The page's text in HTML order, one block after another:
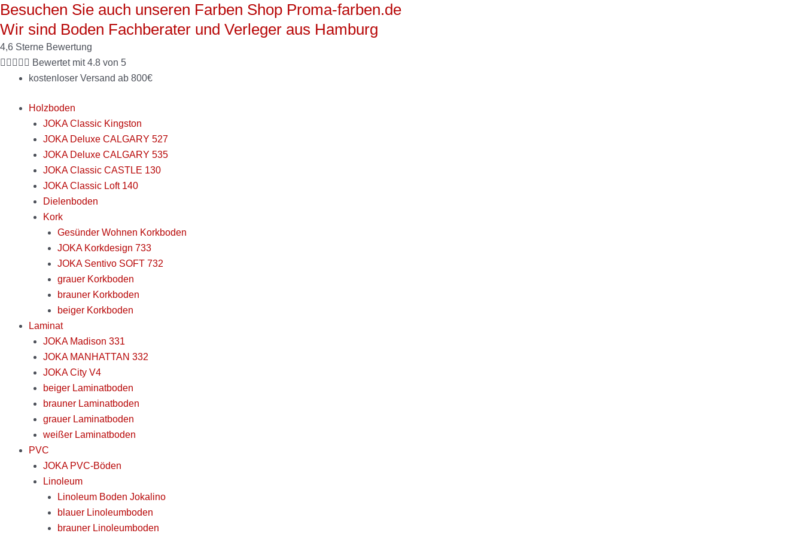
Zum
Inhalt
springen
Besuchen Sie auch unseren Farben Shop Proma-farben.de
Wir sind Boden Fachberater und Verleger aus Hamburg
4,6 Sterne Bewertung
     Bewertet mit 4.8 von 5
kostenloser Versand ab 800€
Holzboden
JOKA Classic Kingston
JOKA Deluxe CALGARY 527
JOKA Deluxe CALGARY 535
JOKA Classic CASTLE 130
JOKA Classic Loft 140
Dielenboden
Kork
Gesünder Wohnen Korkboden
JOKA Korkdesign 733
JOKA Sentivo SOFT 732
grauer Korkboden
brauner Korkboden
beiger Korkboden
Laminat
JOKA Madison 331
JOKA MANHATTAN 332
JOKA City V4
beiger Laminatboden
brauner Laminatboden
grauer Laminatboden
weißer Laminatboden
PVC
JOKA PVC-Böden
Linoleum
Linoleum Boden Jokalino
blauer Linoleumboden
brauner Linoleumboden
Enia
NAUDERS
rustic
white
Menge